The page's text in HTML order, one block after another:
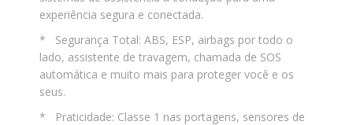
experiência segura e conectada.
* Segurança Total: ABS, ESP, airbags por todo o
lado, assistente de travagem, chamada de SOS
automática e muito mais para proteger você e os
seus.
* Praticidade: Classe 1 nas portagens, sensores de